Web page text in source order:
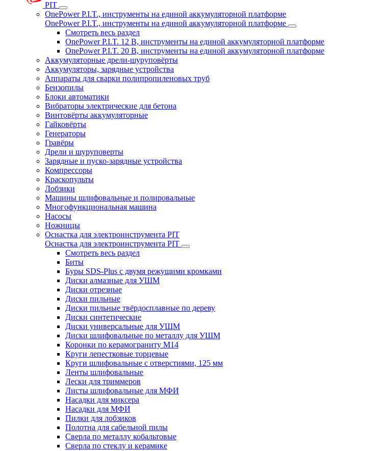
PIT
OnePower P.I.T., инструменты на единой аккумуляторной платформе
OnePower P.I.T., инструменты на единой аккумуляторной платформе
Смотреть весь раздел
OnePower P.I.T. 12 В, инструменты на единой аккумуляторной платформе
OnePower P.I.T. 20 В, инструменты на единой аккумуляторной платформе
Аккумуляторные дрели-шуруповёрты
Аккумуляторы, зарядные устройства
Аппараты для сварки полипропиленовых труб
Бензопилы
Блоки автоматики
Вибраторы электрические для бетона
Винтовёрты аккумуляторные
Гайковёрты
Генераторы
Гравёры
Дрели и шуруповерты
Зарядные и пуско-зарядные устройства
Компрессоры
Краскопульты
Лобзики
Машины шлифовальные и полировальные
Многофункциональная машина
Насосы
Ножницы
Оснастка для электроинструмента PIT
Оснастка для электроинструмента PIT
Смотреть весь раздел
Биты
Буры SDS-Plus c двумя режущими кромками
Диски алмазные для УШМ
Диски отрезные
Диски пильные
Диски пильные твёрдосплавные по дереву
Диски синтетические
Диски универсальные для УШМ
Диски шлифовальные по металлу для УШМ
Коронки по керамограниту M14
Круги лепестковые торцевые
Круги шлифовальные с отверстиями, 125 мм
Ленты шлифовальные
Лески для триммеров
Листы шлифовальные для МФИ
Насадки для миксера
Насадки для МФИ
Пилки для лобзиков
Полотна для сабельной пилы
Сверла по металлу кобальтовые
Сверла по стеклу и керамике